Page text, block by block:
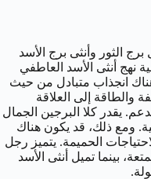
الثور وأنثى برج الأسد
نهج أنثى الأسد العاطفي
انجذاب متبادل من حيث
والطاقة إلى العلاقة
يقدر كلا البرجين الجمال
ومع ذلك، قد يكون هناك
الحميمة. يتميز رجل
بينما تميل أنثى الأسد